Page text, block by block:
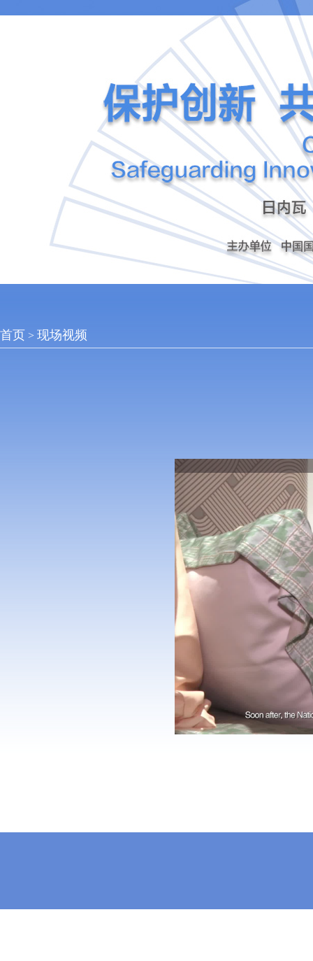
首页 > 现场视频